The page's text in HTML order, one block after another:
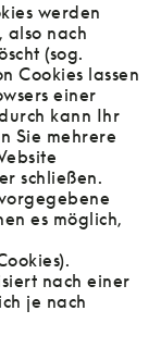
werden
also nach
(sog.
Cookies lassen
einer
kann Ihr
Sie mehrere
schließen.
es möglich,
nach einer
je nach